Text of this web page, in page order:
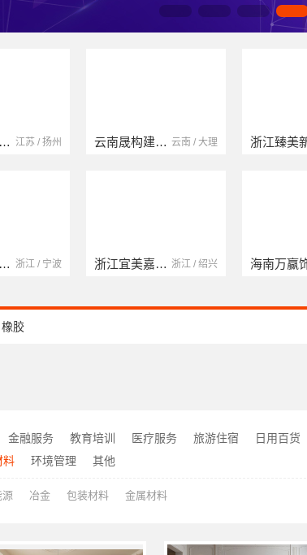
苏 / 扬州
浙江 / 宁波
云南晟构建筑建材有限公司 云南 / 大理
浙江宜美嘉装饰工程有限公司 浙江 / 绍兴
浙江臻美新型建材有限公司
海南万赢饰家新型建筑材料有限公司
橡胶
金融服务 教育培训 医疗服务 旅游住宿 日用百货
料 环境管理 其他
源 冶金 包装材料 金属材料